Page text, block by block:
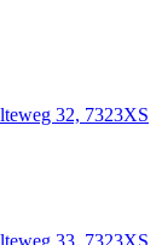
32, 7323XS
33, 7323XS